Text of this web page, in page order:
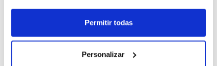
Permitir todas
Personalizar
Documentación técnica